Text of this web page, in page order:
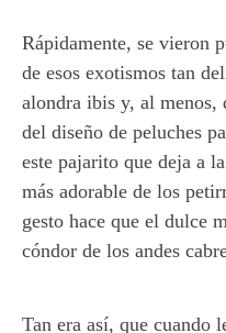
Rápidamente, se vieron
de esos exotismos tan
alondra ibis y, al menos,
del diseño de peluches
este pajarito que deja a
más adorable de los
gesto hace que el dulce
cóndor de los andes
Tan era así, que cuando